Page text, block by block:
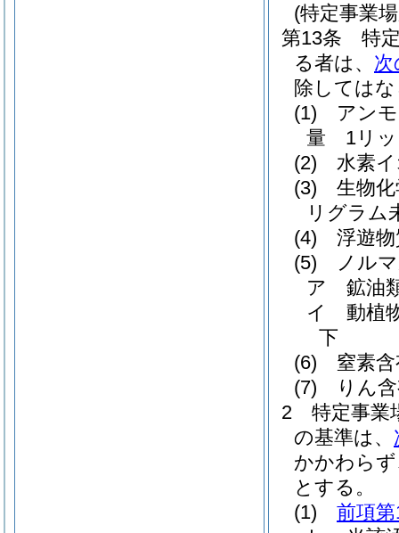
(特定事業
第13条
特
る者は、 次
除しては
(1)
アン
量 1リッ
(2)
水素
(3)
生物
リグラム
(4)
浮遊
(5)
ノル
ア
鉱油
イ
動植
下
(6)
窒素
(7)
りん
2
特定事業
の基準は、
かかわら
とする。
(1)
前項